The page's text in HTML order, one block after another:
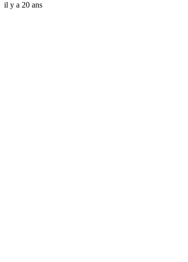
il y a 20 ans